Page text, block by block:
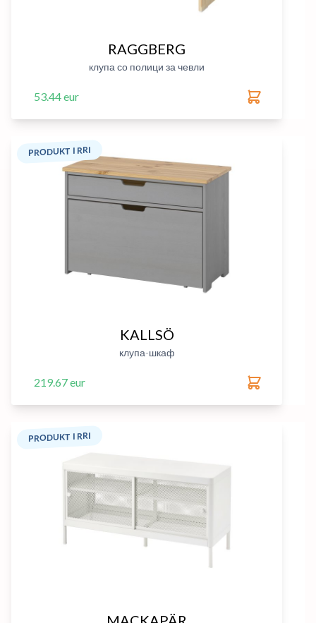
RAGGBERG
клупа со полици за чевли
53.44 eur
PRODUKT I RRI
KALLSÖ
клупа-шкаф
219.67 eur
PRODUKT I RRI